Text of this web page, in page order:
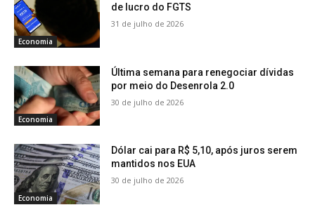
Economia
de lucro do FGTS
31 de julho de 2026
Economia
Última semana para renegociar dívidas
por meio do Desenrola 2.0
30 de julho de 2026
Economia
Dólar cai para R$ 5,10, após juros serem
mantidos nos EUA
30 de julho de 2026